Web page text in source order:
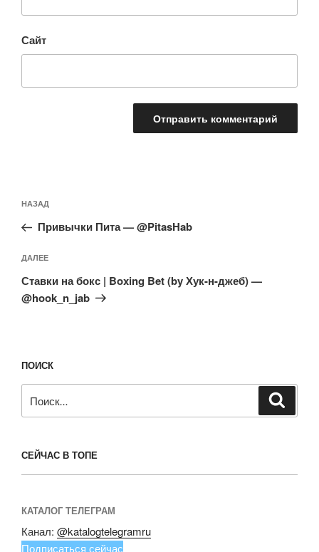
Сайт
по
записям
Предыдущая
запись:
НАЗАД
Привычки Пита — @PitasHab
Следующая
запись
ДАЛЕЕ
Ставки на бокс | Boxing Bet (by Хук-н-джеб) —
@hook_n_jab
ПОИСК
СЕЙЧАС В ТОПЕ
КАТАЛОГ ТЕЛЕГРАМ
Канал: @katalogtelegramru
Подписаться сейчас